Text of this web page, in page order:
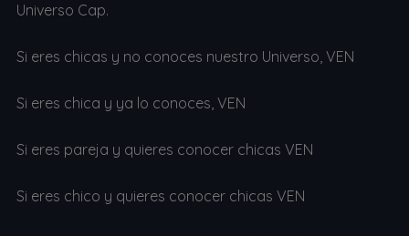
Universo Cap.
Si eres chicas y no conoces nuestro Universo, VEN
Si eres chica y ya lo conoces, VEN
Si eres pareja y quieres conocer chicas VEN
Si eres chico y quieres conocer chicas VEN